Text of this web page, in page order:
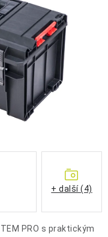
Reklamační řád
PRO s praktickým
+ další (4)